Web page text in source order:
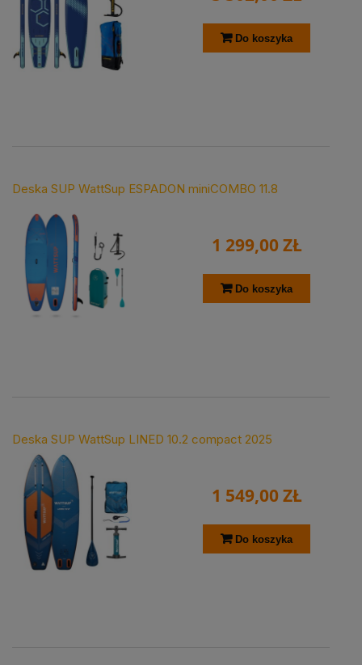
Do koszyka
Deska SUP WattSup ESPADON miniCOMBO 11.8
1 299,00 ZŁ
Do koszyka
Deska SUP WattSup LINED 10.2 compact 2025
1 549,00 ZŁ
Do koszyka